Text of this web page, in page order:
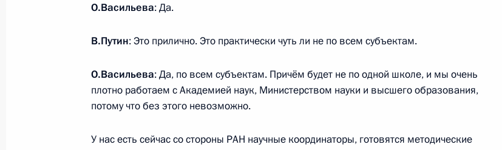
Президента
Структура
Видео и фото
Документы
Контакты
Конституция России
Государственная
символика
Президент России —
гражданам школьного
Telegram-канал
информации сайта
О персональных
О.Васильева: Да.
В.Путин: Это прилично. Это практически чуть ли не по всем субъектам.
О.Васильева: Да, по всем субъектам. Причём будет не по одной школе, и мы очень
плотно работаем с Академией наук, Министерством науки и высшего образования,
потому что без этого невозможно.
У нас есть сейчас со стороны РАН научные координаторы, готовятся методические